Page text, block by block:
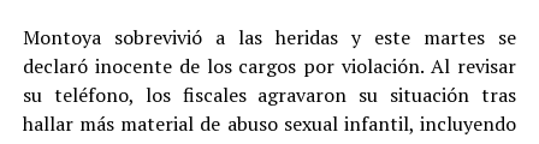
Montoya sobrevivió a las heridas y este martes se
declaró inocente de los cargos por violación. Al revisar
su teléfono, los fiscales agravaron su situación tras
hallar más material de abuso sexual infantil, incluyendo